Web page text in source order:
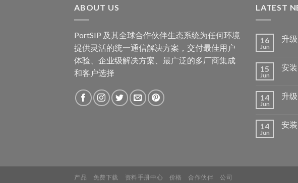
ABOUT US
PortSIP 及其全球合作伙伴生态系统为任何环境
提供灵活的统一通信解决方案，交付最佳用户
体验、企业级解决方案、最广泛的多厂商集成
和客户选择
LATEST
16
Jun
升
15
Jun
安
14
Jun
升
14
Jun
安
产品 免费下载 资料手册中心 价格 合作伙伴 公司